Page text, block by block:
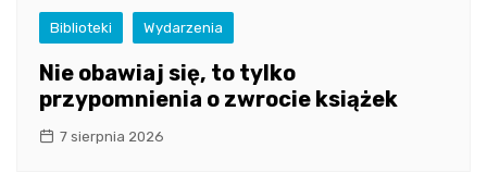
Biblioteki Wydarzenia
Nie obawiaj się, to tylko
przypomnienia o zwrocie książek
7 sierpnia 2026